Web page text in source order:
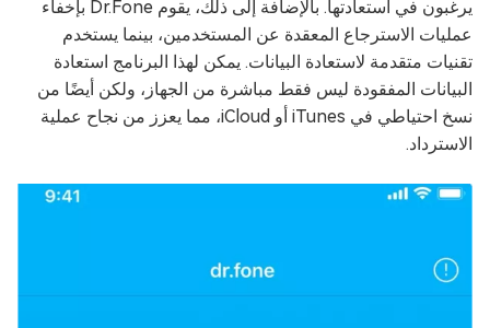
يرغبون في استعادتها. بالإضافة إلى ذلك، يقوم Dr.Fone بإخفاء
عمليات الاسترجاع المعقدة عن المستخدمين، بينما يستخدم
تقنيات متقدمة لاستعادة البيانات. يمكن لهذا البرنامج استعادة
البيانات المفقودة ليس فقط مباشرة من الجهاز، ولكن أيضًا من
نسخ احتياطي في iTunes أو iCloud، مما يعزز من نجاح عملية
الاسترداد.